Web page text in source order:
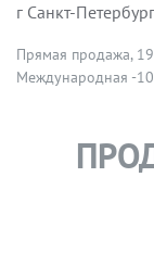
г Санкт-
Прямая продажа,
Международная -